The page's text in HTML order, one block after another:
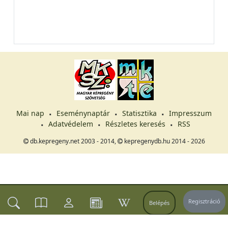
Belépés Regisztráció
Mai nap Eseménynaptár Statisztika
Impresszum
Adatvédelem
Részletes keresés RSS
db.kepregeny.net 2003 - 2014, kepregenydb.hu 2014 - 2026